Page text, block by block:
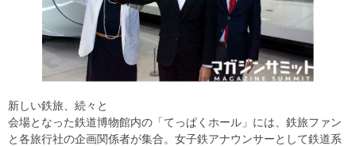
新しい鉄旅、続々と
会場となった鉄道博物館内の「てっぱくホール」には、鉄旅ファン
と各旅行社の企画関係者が集合。女子鉄アナウンサーとして鉄道系